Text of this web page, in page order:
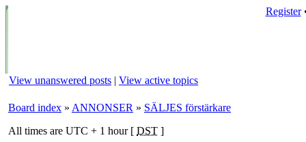
Register
View unanswered posts | View active topics
Board index » ANNONSER » SÄLJES förstärkare
All times are UTC + 1 hour [ DST ]